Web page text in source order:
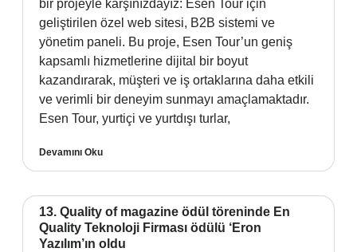
bir projeyle karşınızdayız: Esen Tour için
geliştirilen özel web sitesi, B2B sistemi ve
yönetim paneli. Bu proje, Esen Tour’un geniş
kapsamlı hizmetlerine dijital bir boyut
kazandırarak, müşteri ve iş ortaklarına daha etkili
ve verimli bir deneyim sunmayı amaçlamaktadır.
Esen Tour, yurtiçi ve yurtdışı turlar,
Devamını Oku
13. Quality of magazine ödül töreninde En
Quality Teknoloji Firması ödülü ‘Eron
Yazılım’ın oldu